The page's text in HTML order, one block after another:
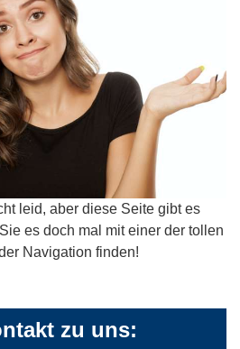
leid, aber diese Seite gibt es
es doch mal mit einer der tollen
Navigation finden!
zu uns: